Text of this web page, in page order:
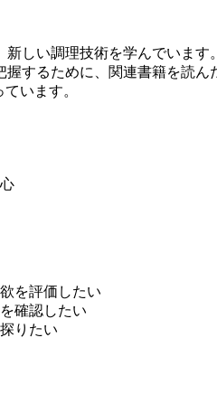
新しい調理技術を学んでいます
握するために、関連書籍を読ん
います。
を評価したい
確認したい
りたい